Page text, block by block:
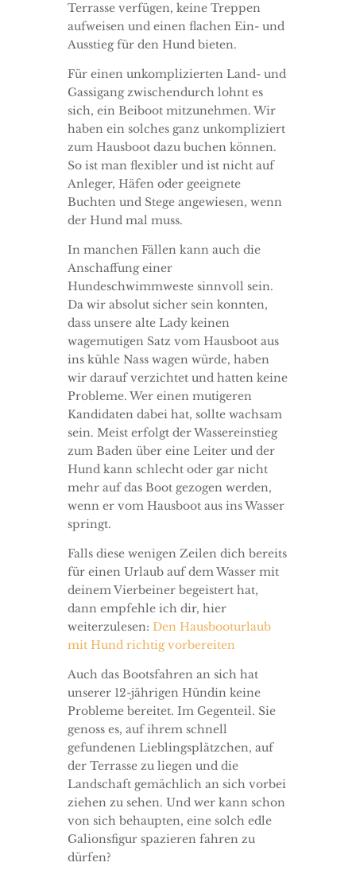
Terrasse verfügen, keine Treppen
aufweisen und einen flachen Ein- und
Ausstieg für den Hund bieten.
Für einen unkomplizierten Land- und
Gassigang zwischendurch lohnt es
sich, ein Beiboot mitzunehmen. Wir
haben ein solches ganz unkompliziert
zum Hausboot dazu buchen können.
So ist man flexibler und ist nicht auf
Anleger, Häfen oder geeignete
Buchten und Stege angewiesen, wenn
der Hund mal muss.
In manchen Fällen kann auch die
Anschaffung einer
Hundeschwimmweste sinnvoll sein.
Da wir absolut sicher sein konnten,
dass unsere alte Lady keinen
wagemutigen Satz vom Hausboot aus
ins kühle Nass wagen würde, haben
wir darauf verzichtet und hatten keine
Probleme. Wer einen mutigeren
Kandidaten dabei hat, sollte wachsam
sein. Meist erfolgt der Wassereinstieg
zum Baden über eine Leiter und der
Hund kann schlecht oder gar nicht
mehr auf das Boot gezogen werden,
wenn er vom Hausboot aus ins Wasser
springt.
Falls diese wenigen Zeilen dich bereits
für einen Urlaub auf dem Wasser mit
deinem Vierbeiner begeistert hat,
dann empfehle ich dir, hier
weiterzulesen: Den Hausbooturlaub
mit Hund richtig vorbereiten
Auch das Bootsfahren an sich hat
unserer 12-jährigen Hündin keine
Probleme bereitet. Im Gegenteil. Sie
genoss es, auf ihrem schnell
gefundenen Lieblingsplätzchen, auf
der Terrasse zu liegen und die
Landschaft gemächlich an sich vorbei
ziehen zu sehen. Und wer kann schon
von sich behaupten, eine solch edle
Galionsfigur spazieren fahren zu
dürfen?